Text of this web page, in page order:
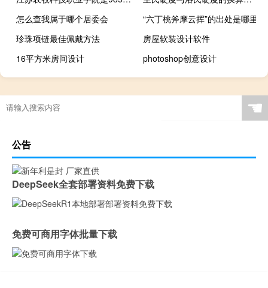
怎么查我属于哪个居委会
“六丁桃斧摩云挥”的出处是哪里
珍珠项链最佳佩戴方法
房屋软装设计软件
16平方米房间设计
photoshop创意设计
☚
公告
DeepSeek全套部署资料免费下载
免费可商用字体批量下载